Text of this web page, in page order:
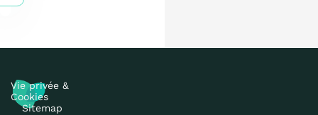
Vie privée &
Cookies
Sitemap